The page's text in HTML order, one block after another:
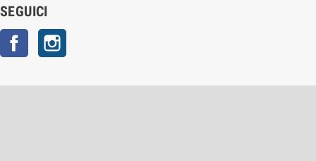
SEGUICI
Facebook